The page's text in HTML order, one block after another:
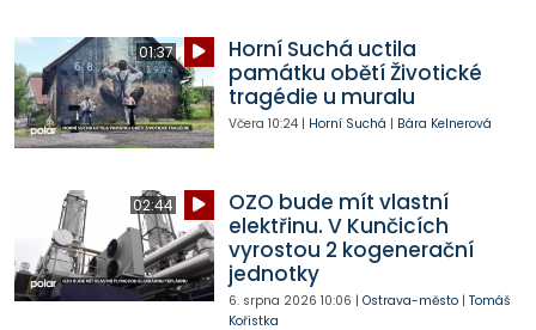
01:37
Horní Suchá uctila
památku obětí Životické
tragédie u muralu
Včera 10:24| Horní Suchá | Bára Kelnerová
02:44
OZO bude mít vlastní
elektřinu. V Kunčicích
vyrostou 2 kogenerační
jednotky
6. srpna 2026 10:06 | Ostrava-město| Tomáš
Kořistka